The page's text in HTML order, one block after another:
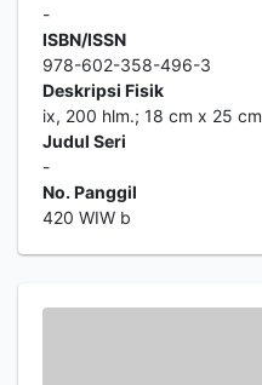
-
ISBN/ISSN
978-602-358-496-3
Deskripsi Fisik
ix, 200 hlm.; 18 cm x 25 cm
Judul Seri
-
No. Panggil
420 WIW b